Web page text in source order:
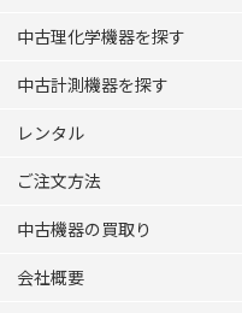
中古理化学機器を探す
中古計測機器を探す
レンタル
ご注文方法
中古機器の買取り
会社概要